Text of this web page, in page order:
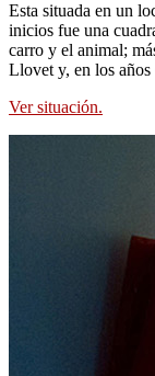
Esta situada en un
inicios fue una
carro y el animal;
Llovet y, en los
Ver situación.